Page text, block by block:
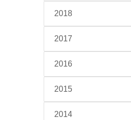
2018
2017
2016
2015
2014